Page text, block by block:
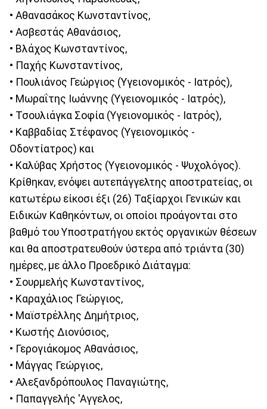
• Αθανασάκος Κωνσταντίνος,
• Ασβεστάς Αθανάσιος,
• Βλάχος Κωνσταντίνος,
• Παχής Κωνσταντίνος,
• Πουλιάνος Γεώργιος (Υγειονομικός - Ιατρός),
• Μωραΐτης Ιωάννης (Υγειονομικός - Ιατρός),
• Τσουλιάγκα Σοφία (Υγειονομικός - Ιατρός),
• Καββαδίας Στέφανος (Υγειονομικός -
Οδοντίατρος) και
• Καλύβας Χρήστος (Υγειονομικός - Ψυχολόγος).
Κρίθηκαν, ενόψει αυτεπάγγελτης αποστρατείας, οι
κατωτέρω είκοσι έξι (26) Ταξίαρχοι Γενικών και
Ειδικών Καθηκόντων, οι οποίοι προάγονται στο
βαθμό του Υποστρατήγου εκτός οργανικών θέσεων
και θα αποστρατευθούν ύστερα από τριάντα (30)
ημέρες, με άλλο Προεδρικό Διάταγμα:
• Σουρμελής Κωνσταντίνος,
• Καραχάλιος Γεώργιος,
• Μαϊστρέλλης Δημήτριος,
• Κωστής Διονύσιος,
• Γερογιάκομος Αθανάσιος,
• Μάγγας Γεώργιος,
• Αλεξανδρόπουλος Παναγιώτης,
• Παπαγγελής 'Αγγελος,